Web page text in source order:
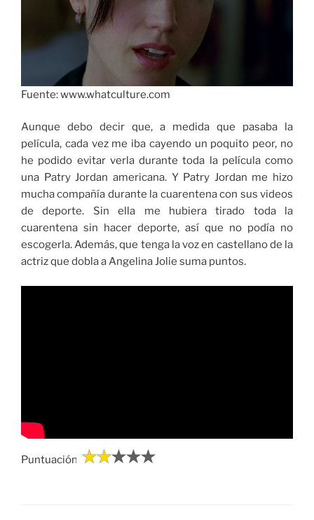
Fuente: www.whatculture.com
Aunque debo decir que, a medida que pasaba la
película, cada vez me iba cayendo un poquito peor, no
he podido evitar verla durante toda la película como
una Patry Jordan americana. Y Patry Jordan me hizo
mucha compañía durante la cuarentena con sus videos
de deporte. Sin ella me hubiera tirado toda la
cuarentena sin hacer deporte, así que no podía no
escogerla. Además, que tenga la voz en castellano de la
actriz que dobla a Angelina Jolie suma puntos.
Puntuación: